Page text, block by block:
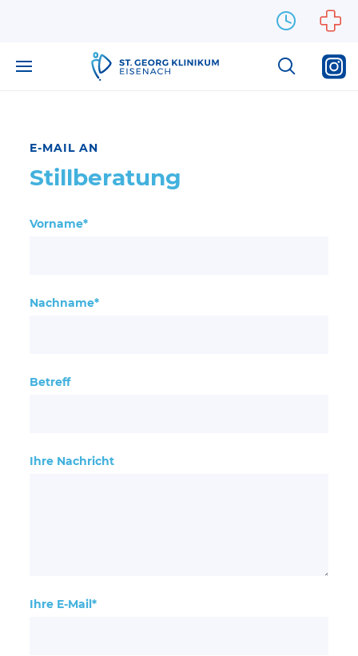
E-MAIL AN
Stillberatung
Vorname*
Nachname*
Betreff
Ihre Nachricht
Ihre E-Mail*